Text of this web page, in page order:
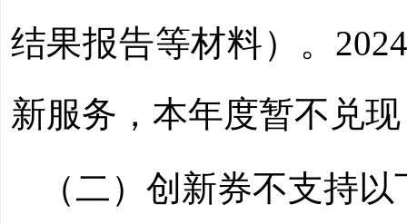
结果报告等材料）。
新服务，本年度暂不兑
（二）创新券不支持